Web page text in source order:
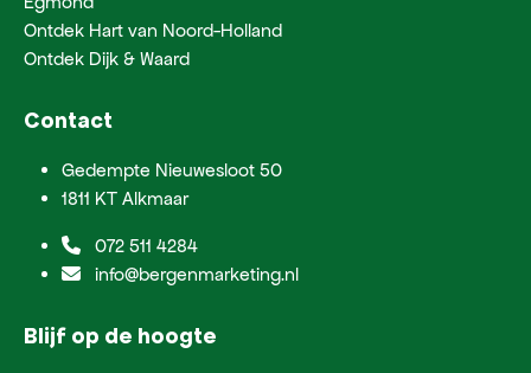
Ontdek Hart van Noord-Holland
Ontdek Dijk & Waard
Contact
Gedempte Nieuwesloot 50
1811 KT Alkmaar
072 511 4284
info@bergenmarketing.nl
Blijf op de hoogte